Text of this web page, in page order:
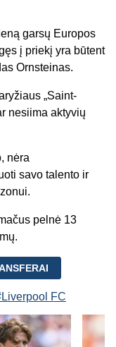
garsų Europos
į priekį yra būtent
Ornsteinas.
„Saint-
nesiima aktyvių
nėra
savo talento ir
pelnė 13
FC